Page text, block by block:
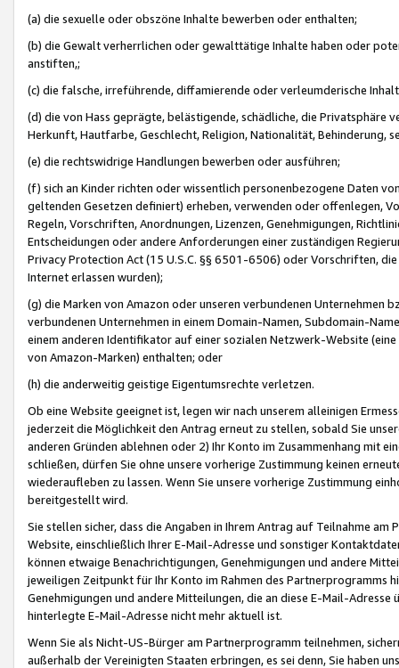
(a) die sexuelle oder obszöne Inhalte bewerben oder enthalten;
(b) die Gewalt verherrlichen oder gewalttätige Inhalte haben oder
anstiften,;
(c) die falsche, irreführende, diffamierende oder verleumderische
(d) die von Hass geprägte, belästigende, schädliche, die Privatsphäre
Herkunft, Hautfarbe, Geschlecht, Religion, Nationalität, Behinderung,
(e) die rechtswidrige Handlungen bewerben oder ausführen;
(f) sich an Kinder richten oder wissentlich personenbezogene Daten
geltenden Gesetzen definiert) erheben, verwenden oder offenlegen,
Regeln, Vorschriften, Anordnungen, Lizenzen, Genehmigungen,
Entscheidungen oder andere Anforderungen einer zuständigen
Privacy Protection Act (15 U.S.C. §§ 6501-6506) oder Vorschriften,
Internet erlassen wurden);
(g) die Marken von Amazon oder unseren verbundenen Unternehmen
verbundenen Unternehmen in einem Domain-Namen, Subdomain-
einem anderen Identifikator auf einer sozialen Netzwerk-Website
von Amazon-Marken) enthalten; oder
(h) die anderweitig geistige Eigentumsrechte verletzen.
Ob eine Website geeignet ist, legen wir nach unserem alleinigen
jederzeit die Möglichkeit den Antrag erneut zu stellen, sobald Sie
anderen Gründen ablehnen oder 2) Ihr Konto im Zusammenhang mit
schließen, dürfen Sie ohne unsere vorherige Zustimmung keinen
wiederaufleben zu lassen. Wenn Sie unsere vorherige Zustimmung
bereitgestellt wird.
Sie stellen sicher, dass die Angaben in Ihrem Antrag auf Teilnahme
Website, einschließlich Ihrer E-Mail-Adresse und sonstiger
können etwaige Benachrichtigungen, Genehmigungen und andere
jeweiligen Zeitpunkt für Ihr Konto im Rahmen des Partnerprogramms
Genehmigungen und andere Mitteilungen, die an diese E-Mail-
hinterlegte E-Mail-Adresse nicht mehr aktuell ist.
Wenn Sie als Nicht-US-Bürger am Partnerprogramm teilnehmen,
außerhalb der Vereinigten Staaten erbringen, es sei denn, Sie haben